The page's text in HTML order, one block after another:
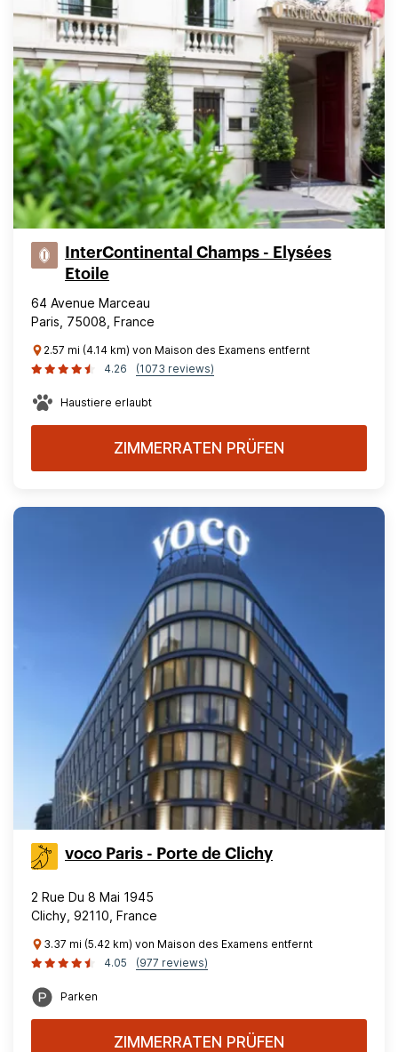
InterContinental Champs - Elysées
Etoile
64 Avenue Marceau
Paris, 75008, France
2.57 mi (4.14 km) von Maison des Examens entfernt
4.26
(1073 reviews)
Haustiere erlaubt
ZIMMERRATEN PRÜFEN
voco Paris - Porte de Clichy
2 Rue Du 8 Mai 1945
Clichy, 92110, France
3.37 mi (5.42 km) von Maison des Examens entfernt
4.05
(977 reviews)
Parken
ZIMMERRATEN PRÜFEN